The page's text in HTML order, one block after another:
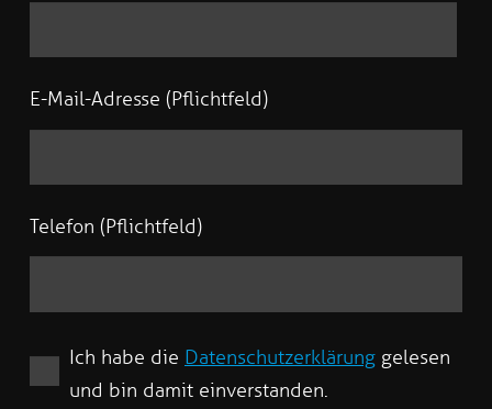
E-Mail-Adresse (Pflichtfeld)
Telefon (Pflichtfeld)
Ich habe die Datenschutzerklärung gelesen
und bin damit einverstanden.